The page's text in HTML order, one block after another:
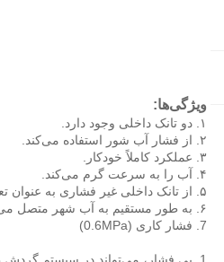
ویژگی‌ها:
۱. دو تانک داخلی وجود دارد.
۲. از فشار آب شور استفاده می‌کند.
۳. عملکرد کاملاً خودکار.
۴. آب را به سرعت گرم می‌کند.
۵. از تانک داخلی غیر فشاری به عنوان تعویض‌کننده حرارت استفاده می‌شود، نصب و استفاده آسان.
۶. به طور مستقیم به آب شهر متصل می‌شود بدون نیاز به پمپ چرخه.
7. فشار کاری (0.6MPa)
1. بی فشار، می‌تواند در سیستم گردش طبیعی استفاده شود، سطح جمع‌آور بزرگ، مونتاژ و نصب آسان.